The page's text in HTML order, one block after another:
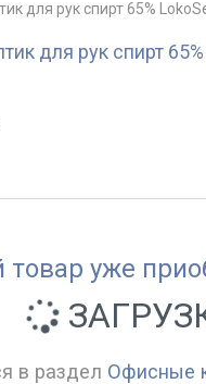
для рук спирт
уже
в раздел Офисные